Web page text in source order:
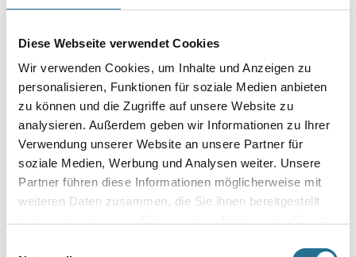
Diese Webseite verwendet Cookies
Wir verwenden Cookies, um Inhalte und Anzeigen zu
personalisieren, Funktionen für soziale Medien anbieten
zu können und die Zugriffe auf unsere Website zu
analysieren. Außerdem geben wir Informationen zu Ihrer
Verwendung unserer Website an unsere Partner für
soziale Medien, Werbung und Analysen weiter. Unsere
Partner führen diese Informationen möglicherweise mit
weiteren Daten zusammen, die Sie ihnen bereitgestellt
Größe
Länge in Millimeter
Breite in millimeter